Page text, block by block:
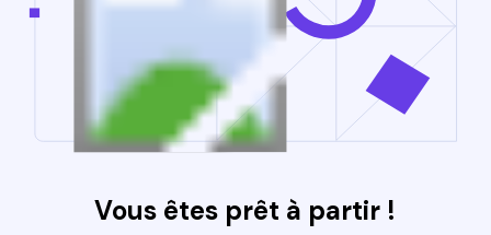
Vous êtes prêt à partir !